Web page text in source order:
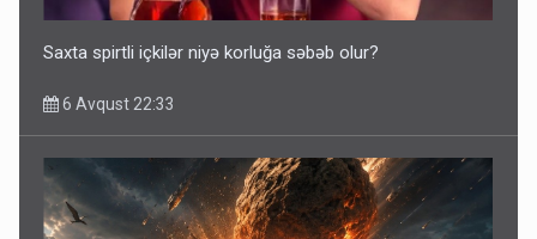
Saxta spirtli içkilər niyə korluğa səbəb olur?
6 Avqust 22:33